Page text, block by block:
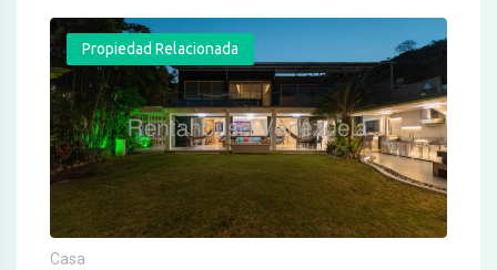
Propiedad Relacionada
Casa